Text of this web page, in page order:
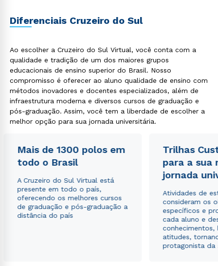
Diferenciais Cruzeiro do Sul
Ao escolher a Cruzeiro do Sul Virtual, você conta com a
qualidade e tradição de um dos maiores grupos
educacionais de ensino superior do Brasil. Nosso
compromisso é oferecer ao aluno qualidade de ensino com
métodos inovadores e docentes especializados, além de
infraestrutura moderna e diversos cursos de graduação e
pós-graduação. Assim, você tem a liberdade de escolher a
melhor opção para sua jornada universitária.
Mais de 1300 polos em
todo o Brasil
A Cruzeiro do Sul Virtual está
presente em todo o país,
oferecendo os melhores cursos
de graduação e pós-graduação a
distância do país
Trilhas
para a sua
jornada
Atividades de
consideram os
específicos e
cada aluno e
conhecimentos,
atitudes,
protagonista da